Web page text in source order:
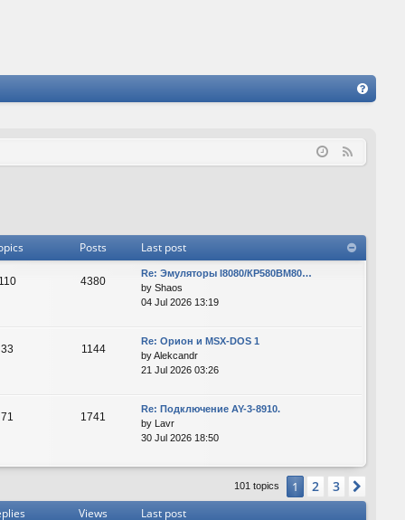
Q
Posts Last post
110 4380
Re: Эмуляторы I8080/КР580ВМ80…
by Shaos
04 Jul 2026 13:19
33 1144
Re: Орион и MSX-DOS 1
byAlekcandr
21 Jul 2026 03:26
71 1741
Re: Подключение AY-3-8910.
by Lavr
30 Jul 2026 18:50
101 topics 1 2 3
Views Last post